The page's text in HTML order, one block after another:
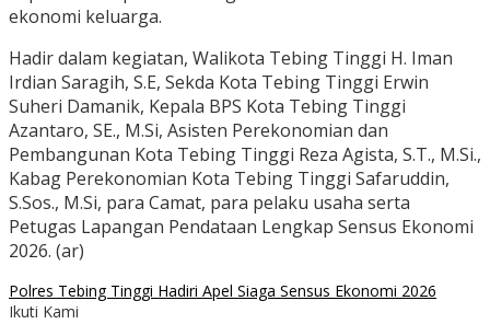
ekonomi keluarga.
Hadir dalam kegiatan, Walikota Tebing Tinggi H. Iman
Irdian Saragih, S.E, Sekda Kota Tebing Tinggi Erwin
Suheri Damanik, Kepala BPS Kota Tebing Tinggi
Azantaro, SE., M.Si, Asisten Perekonomian dan
Pembangunan Kota Tebing Tinggi Reza Agista, S.T., M.Si.,
Kabag Perekonomian Kota Tebing Tinggi Safaruddin,
S.Sos., M.Si, para Camat, para pelaku usaha serta
Petugas Lapangan Pendataan Lengkap Sensus Ekonomi
2026. (ar)
Polres Tebing Tinggi Hadiri Apel Siaga Sensus Ekonomi 2026
Ikuti Kami